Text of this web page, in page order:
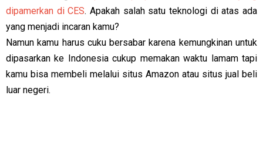
dipamerkan di CES. Apakah salah satu teknologi di atas ada
yang menjadi incaran kamu?
Namun kamu harus cuku bersabar karena kemungkinan untuk
dipasarkan ke Indonesia cukup memakan waktu lamam tapi
kamu bisa membeli melalui situs Amazon atau situs jual beli
luar negeri.